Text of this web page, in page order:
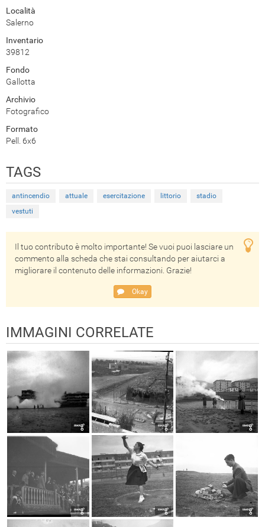
Località
Salerno
Inventario
39812
Fondo
Gallotta
Archivio
Fotografico
Formato
Pell. 6x6
TAGS
antincendio attuale esercitazione littorio
stadio
vestuti
Il tuo contributo è molto importante! Se vuoi puoi lasciare un
commento alla scheda che stai consultando per aiutarci a
migliorare il contenuto delle informazioni. Grazie!
Okay
IMMAGINI CORRELATE